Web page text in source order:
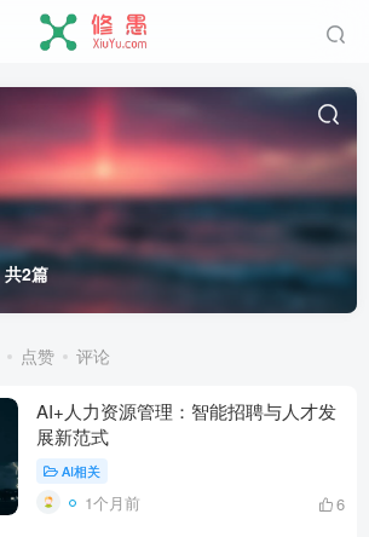
共2篇
点赞 评论
AI+人力资源管理：智能招聘与人才发
展新范式
AI相关
1个月前 6